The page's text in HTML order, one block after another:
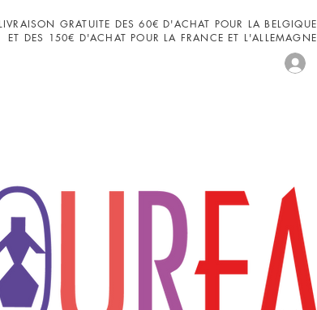
LIVRAISON GRATUITE DES 60€ D'ACHAT POUR LA BELGIQUE
ET DES 150€ D'ACHAT POUR LA FRANCE ET L'ALLEMAGNE